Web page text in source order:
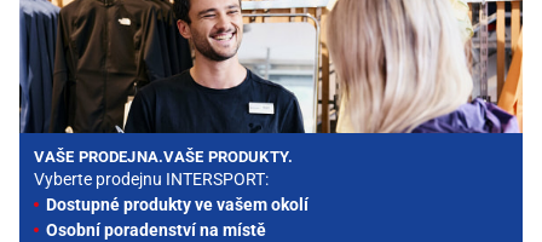
VAŠE PRODEJNA.VAŠE PRODUKTY.
Vyberte prodejnu INTERSPORT:
Dostupné produkty ve vašem okolí
Osobní poradenství na místě